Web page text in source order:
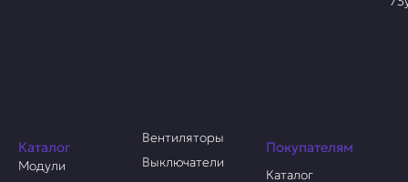
Каталог
Модули
Вентиляторы
Выключатели
Покупателям
Каталог